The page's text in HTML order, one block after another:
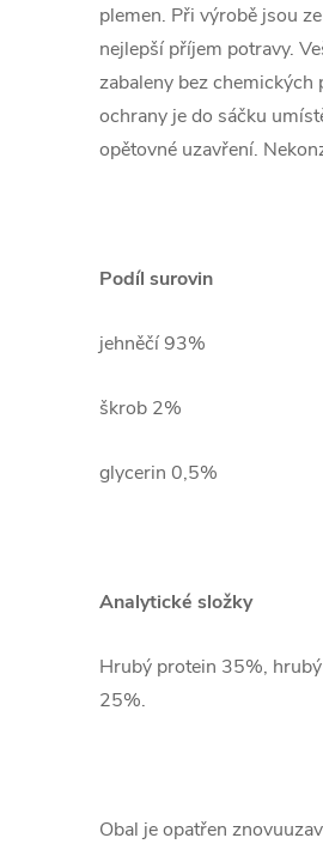
plemen. Při výrobě jsou
nejlepší příjem potravy.
zabaleny bez chemických
ochrany je do sáčku
opětovné uzavření.
Podíl surovin
jehněčí 93%
škrob 2%
glycerin 0,5%
Analytické složky
Hrubý protein 35%,
25%.
Obal je opatřen